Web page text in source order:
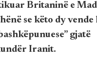
Britaninë e
se këto dy vende
gjatë
Iranit.